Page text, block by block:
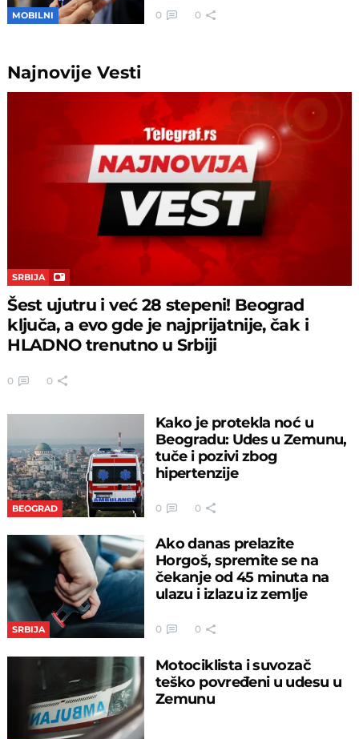
MOBILNI 0 0
NajnovijeVesti
SRBIJA
Šest ujutru i već 28 stepeni! Beograd
ključa, a evo gde je najprijatnije, čak i
HLADNO trenutno u Srbiji
0 0
BEOGRAD
Kako je protekla noć u
Beogradu: Udes u Zemunu,
tuče i pozivi zbog
hipertenzije
0 0
SRBIJA
Ako danas prelazite
Horgoš, spremite se na
čekanje od 45 minuta na
ulazu i izlazu iz zemlje
0 0
Motociklista i suvozač
teško povređeni u udesu u
Zemunu